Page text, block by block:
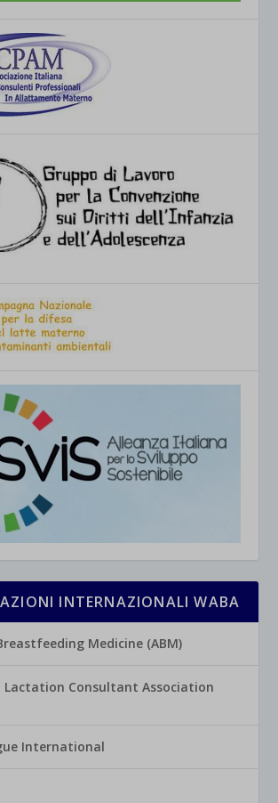
INTERNAZIONALI WABA
Medicine (ABM)
Consultant Association
International